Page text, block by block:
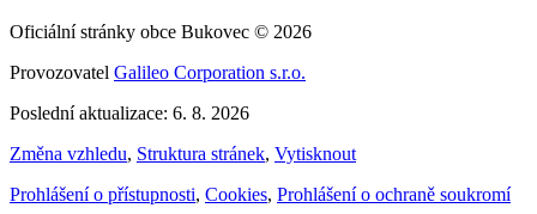
Oficiální stránky obce Bukovec © 2026
Provozovatel Galileo Corporation s.r.o.
Poslední aktualizace: 6. 8. 2026
Změna vzhledu, Struktura stránek, Vytisknout
Prohlášení o přístupnosti, Cookies, Prohlášení o ochraně soukromí